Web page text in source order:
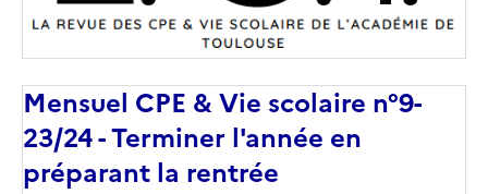
Mensuel CPE & Vie scolaire n°9-
23/24 - Terminer l'année en
préparant la rentrée